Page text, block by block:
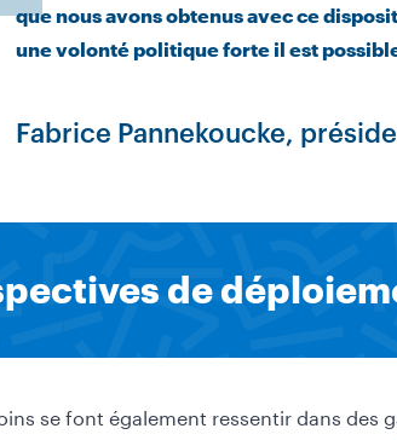
que nous avons obtenus avec ce
une volonté politique forte il est
Fabrice Pannekoucke,
de
se font également ressentir dans des